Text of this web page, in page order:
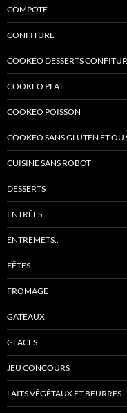
COMPOTE
CONFITURE
COOKEO DESSERTS
COOKEO PLAT
COOKEO POISSON
COOKEO SANS GLUTEN ET OU
CUISINE SANS ROBOT
DESSERTS
ENTRÉES
ENTREMETS..
FÊTES
FROMAGE
GATEAUX
GLACES
JEU CONCOURS
LAITS VÉGÉTAUX ET BEURRES